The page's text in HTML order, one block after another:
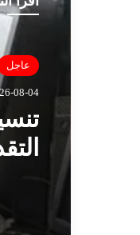
عاجل
08-04